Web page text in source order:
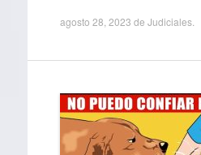
agosto 28, 2023 de Judiciales.